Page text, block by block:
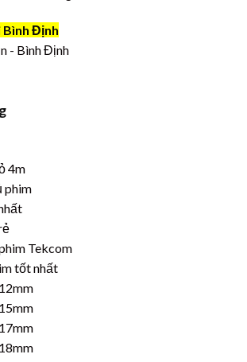
Bình Định
- Bình Định
4m
phim
Tekcom
tốt nhất